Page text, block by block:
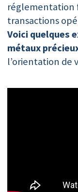
réglementation
transactions
Voici quelques
métaux
l’orientation de